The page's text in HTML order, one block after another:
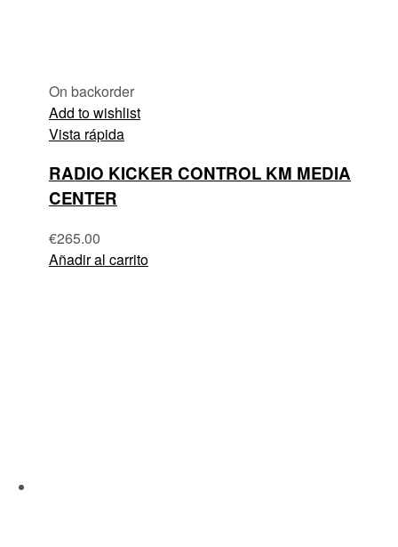
On backorder
Add to wishlist
Vista rápida
RADIO KICKER CONTROL KM MEDIA
CENTER
€265.00
Añadir al carrito